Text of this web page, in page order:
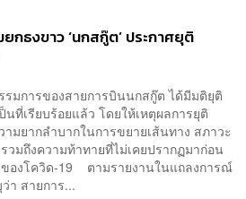
กธงขาว ‘นกสกู๊ต’ ประกาศยุติ
มการของสายการบินนกสกู๊ต ได้มีมติยุติ
ที่เรียบร้อยแล้ว โดยให้เหตุผลการยุติ
มยากลำบากในการขยายเส้นทาง สภาวะ
มถึงความท้าทายที่ไม่เคยปรากฏมาก่อน
องโควิด-19 ตามรายงานในแถลงการณ์
า สายการ...